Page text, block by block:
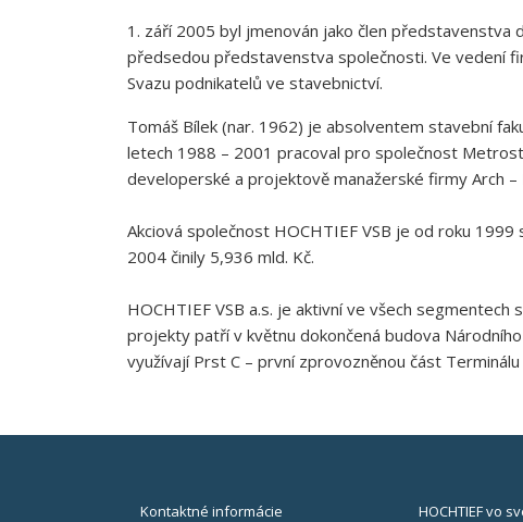
1. září 2005 byl jmenován jako člen představenstva
předsedou představenstva společnosti. Ve vedení
Svazu podnikatelů ve stavebnictví.
Tomáš Bílek (nar. 1962) je absolventem stavební
letech 1988 – 2001 pracoval pro společnost
developerské a projektově manažerské firmy Arch –
Akciová společnost HOCHTIEF VSB je od roku
2004 činily 5,936 mld. Kč.
HOCHTIEF VSB a.s. je aktivní ve všech
projekty patří v květnu dokončená budova
využívají Prst C – první zprovozněnou část Terminálu
Kontaktné informácie HOCHTIEF vo